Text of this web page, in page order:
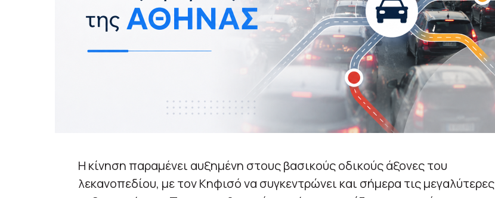
Η κίνηση παραμένει αυξημένη στους βασικούς οδικούς άξονες του
λεκανοπεδίου, με τον Κηφισό να συγκεντρώνει και σήμερα τις μεγαλύτερες